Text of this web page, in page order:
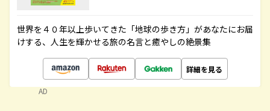
世界を４０年以上歩いてきた「地球の歩き方」があなたにお届
けする、人生を輝かせる旅の名言と癒やしの絶景集
詳細を見る
AD